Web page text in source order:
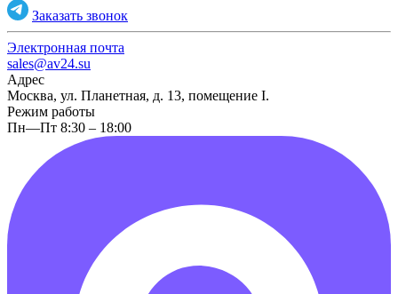
Заказать звонок
Электронная почта
sales@av24.su
Адрес
Москва, ул. Планетная, д. 13, помещение I.
Режим работы
Пн—Пт 8:30 – 18:00